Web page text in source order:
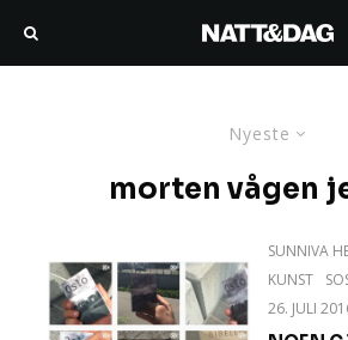
Nyeste
morten vågen
SUNNIVA
KUNST
26. JULI